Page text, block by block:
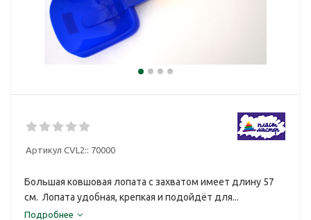
Артикул CVL2:: 70000
Большая ковшовая лопата с захватом имеет длину 57
см. Лопата удобная, крепкая и подойдёт для...
Подробнее